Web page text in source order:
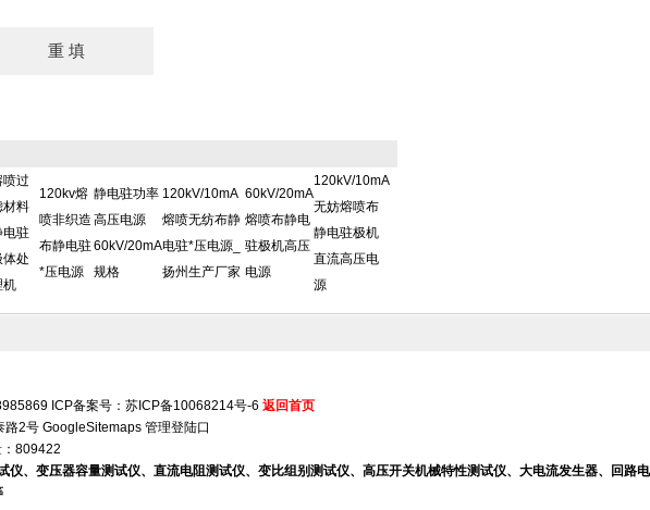
喷过
材料
电驻
体处
机
120kv熔
喷非织造
布静电驻
*压电源
静电驻功率
高压电源
60kV/20mA
规格
120kV/10mA
熔喷无纺布静
电驻*压电源_
扬州生产厂家
60kV/20mA
熔喷布静电
驻极机高压
电源
120kV/10mA
无妨熔喷布
静电驻极机
直流高压电
源
ICP备案号： 苏ICP备10068214号-6 返回首页
路2号 GoogleSitemaps 管理登陆口
809422
、变压器容量测试仪、直流电阻测试仪、变比组别测试仪、高压开关机械特性测试仪、大电流发生器、回路电